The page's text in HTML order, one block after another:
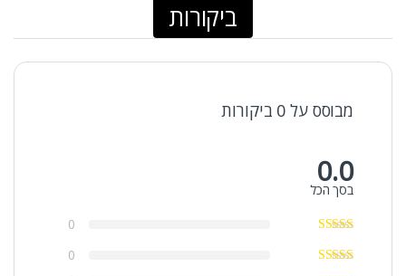
ביקורות
מבוסס על 0 ביקורות
0.0
בסך הכל
0
0